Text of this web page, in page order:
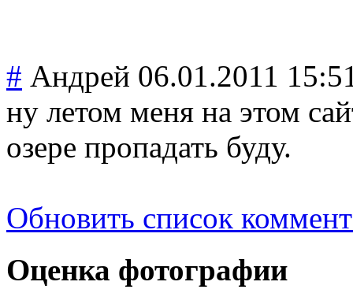
# Андрей 06.01.2011
ну летом меня на этом
озере пропадать буду.
Обновить список
Оценка фотографии